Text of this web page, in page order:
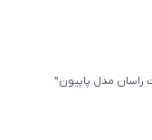
راسان مدل پاپیون”